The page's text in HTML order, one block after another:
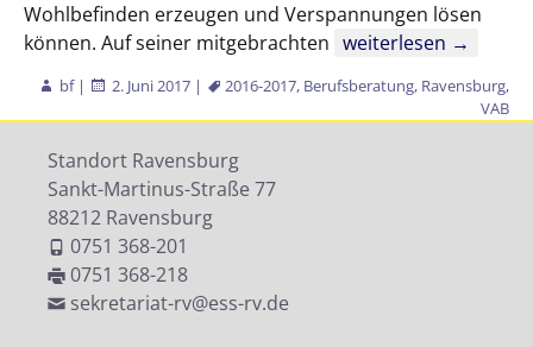
Wohlbefinden erzeugen und Verspannungen lösen
können. Auf seiner mitgebrachten Heilende Hände
weiterlesen →
bf| 2. Juni 2017 | 2016-2017, Berufsberatung, Ravensburg,
VAB
Standort Ravensburg
Sankt-Martinus-Straße 77
88212 Ravensburg
0751 368-201
0751 368-218
sekretariat-rv@ess-rv.de